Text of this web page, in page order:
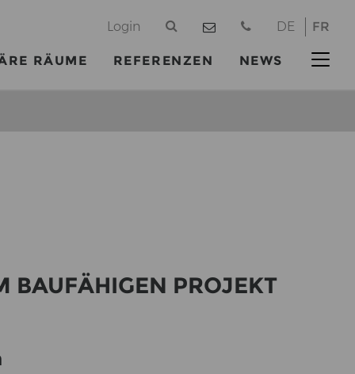
DE FR
Login
RÄUME REFERENZEN NEWS
BAU­FÄ­HI­GEN PRO­JEKT